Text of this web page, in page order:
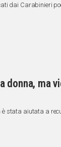
dai Carabinieri
donna, ma
stata aiutata a